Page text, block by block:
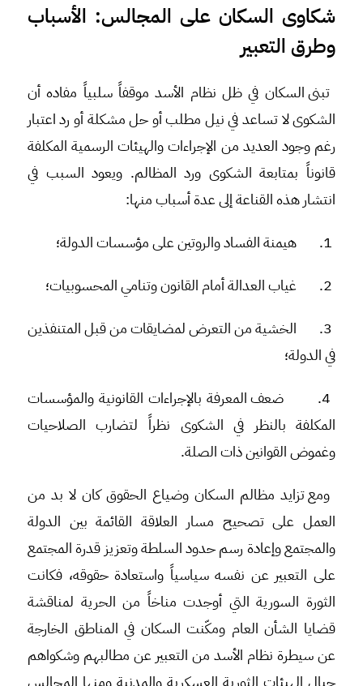
شكاوى السكان على المجالس: الأسباب
وطرق التعبير
تبنى السكان في ظل نظام الأسد موقفاً سلبياً مفاده أن
الشكوى لا تساعد في نيل مطلب أو حل مشكلة أو رد اعتبار
رغم وجود العديد من الإجراءات والهيئات الرسمية المكلفة
قانوناً بمتابعة الشكوى ورد المظالم. ويعود السبب في
انتشار هذه القناعة إلى عدة أسباب منها:
هيمنة الفساد والروتين على مؤسسات الدولة؛
غياب العدالة أمام القانون وتنامي المحسوبيات؛
الخشية من التعرض لمضايقات من قبل المتنفذين
في الدولة؛
ضعف المعرفة بالإجراءات القانونية والمؤسسات
المكلفة بالنظر في الشكوى نظراً لتضارب الصلاحيات
وغموض القوانين ذات الصلة.
ومع تزايد مظالم السكان وضياع الحقوق كان لا بد من
العمل على تصحيح مسار العلاقة القائمة بين الدولة
والمجتمع وإعادة رسم حدود السلطة وتعزيز قدرة المجتمع
على التعبير عن نفسه سياسياً واستعادة حقوقه، فكانت
الثورة السورية التي أوجدت مناخاً من الحرية لمناقشة
قضايا الشأن العام ومكّنت السكان في المناطق الخارجة
عن سيطرة نظام الأسد من التعبير عن مطالبهم وشكواهم